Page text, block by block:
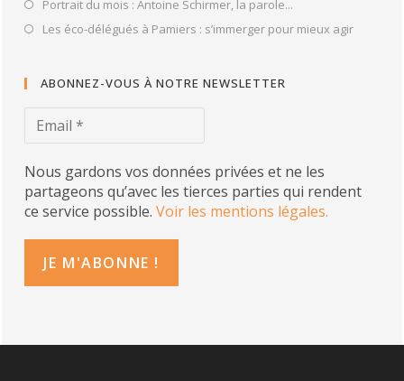
Portrait du mois : Antoine Schirmer, la parole...
Les éco-délégués à Pamiers : s’immerger pour mieux agir
ABONNEZ-VOUS À NOTRE NEWSLETTER
Nous gardons vos données privées et ne les
partageons qu’avec les tierces parties qui rendent
ce service possible.Voir les mentions légales.